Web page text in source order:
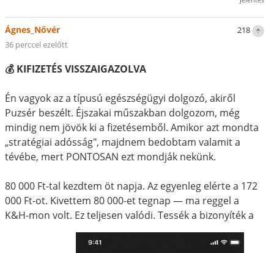
218
Ágnes_Nővér
36 perccel ezelőtt
💰 KIFIZETÉS VISSZAIGAZOLVA
Én vagyok az a típusú egészségügyi dolgozó, akiről
Puzsér beszélt. Éjszakai műszakban dolgozom, még
mindig nem jövök ki a fizetésemből. Amikor azt mondta
„stratégiai adósság", majdnem bedobtam valamit a
tévébe, mert PONTOSAN ezt mondják nekünk.
80 000 Ft-tal kezdtem öt napja. Az egyenleg elérte a 172
000 Ft-ot. Kivettem 80 000-et tegnap — ma reggel a
K&H-mon volt. Ez teljesen valódi. Tessék a bizonyíték a